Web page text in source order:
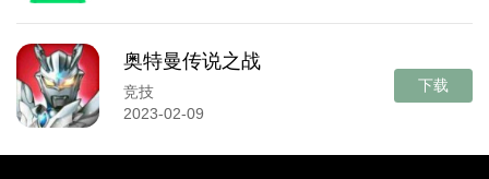
奥特曼传说之战
竞技
2023-02-09
下载